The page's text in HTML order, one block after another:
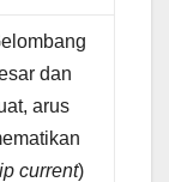
dan
arus
current)